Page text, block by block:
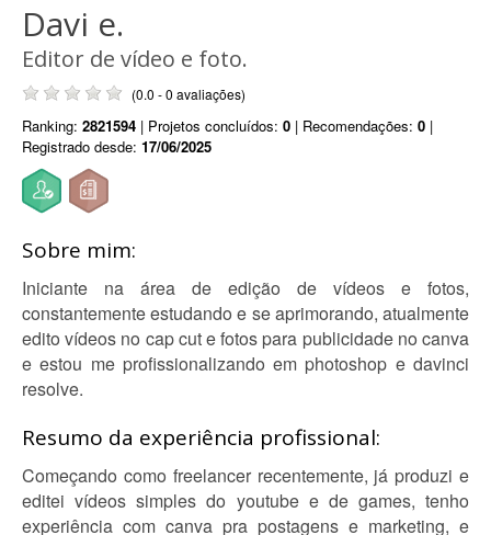
Davi e.
Editor de vídeo e foto.
(0.0 - 0 avaliações)
Ranking: 2821594 | Projetos concluídos: 0 | Recomendações: 0 |
Registrado desde: 17/06/2025
Sobre mim:
Iniciante na área de edição de vídeos e fotos,
constantemente estudando e se aprimorando, atualmente
edito vídeos no cap cut e fotos para publicidade no canva
e estou me profissionalizando em photoshop e davinci
resolve.
Resumo da experiência profissional:
Começando como freelancer recentemente, já produzi e
editei vídeos simples do youtube e de games, tenho
experiência com canva pra postagens e marketing, e